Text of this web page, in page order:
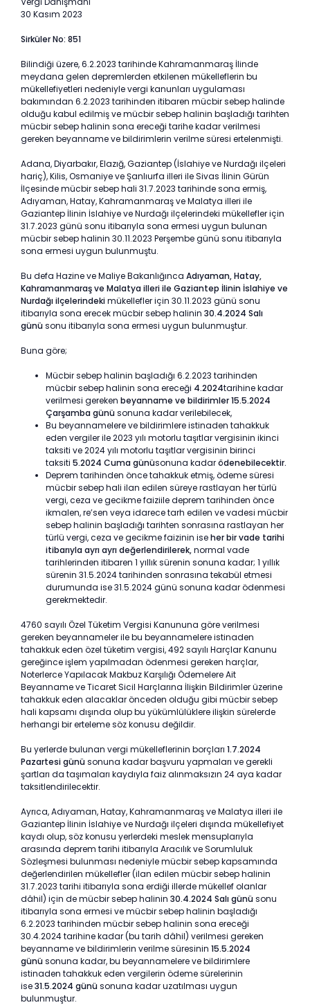
30 Kasım 2023
Sirküler No: 851
Bilindiği üzere, 6.2.2023 tarihinde Kahramanmaraş İlinde
meydana gelen depremlerden etkilenen mükelleflerin bu
mükellefiyetleri nedeniyle vergi kanunları uygulaması
bakımından 6.2.2023 tarihinden itibaren mücbir sebep halinde
olduğu kabul edilmiş ve mücbir sebep halinin başladığı tarihten
mücbir sebep halinin sona ereceği tarihe kadar verilmesi
gereken beyanname ve bildirimlerin verilme süresi ertelenmişti.
Adana, Diyarbakır, Elazığ, Gaziantep (İslahiye ve Nurdağı ilçeleri
hariç), Kilis, Osmaniye ve Şanlıurfa illeri ile Sivas İlinin Gürün
İlçesinde mücbir sebep hali 31.7.2023 tarihinde sona ermiş,
Adıyaman, Hatay, Kahramanmaraş ve Malatya illeri ile
Gaziantep İlinin İslahiye ve Nurdağı ilçelerindeki mükellefler için
31.7.2023 günü sonu itibarıyla sona ermesi uygun bulunan
mücbir sebep halinin 30.11.2023 Perşembe günü sonu itibarıyla
sona ermesi uygun bulunmuştu.
Bu defa Hazine ve Maliye Bakanlığınca Adıyaman, Hatay,
Kahramanmaraş ve Malatya illeri ile Gaziantep İlinin İslahiye ve
Nurdağıilçelerindekimükellefler için 30.11.2023 günü sonu
itibarıyla sona erecek mücbir sebep halinin 30.4.2024 Salı
günü sonu itibarıyla sona ermesi uygun bulunmuştur.
Buna göre;
Mücbir sebep halinin başladığı 6.2.2023 tarihinden
mücbir sebep halinin sona ereceği 4.2024tarihine kadar
verilmesi gereken beyanname ve bildirimler15.5.2024
Çarşamba günü sonuna kadar verilebilecek,
Bu beyannamelere ve bildirimlere istinaden tahakkuk
eden vergiler ile 2023 yılı motorlu taşıtlar vergisinin ikinci
taksiti ve 2024 yılı motorlu taşıtlar vergisinin birinci
taksiti 5.2024 Cuma günüsonuna kadarödenebilecektir.
Deprem tarihinden önce tahakkuk etmiş, ödeme süresi
mücbir sebep hali ilan edilen süreye rastlayan her türlü
vergi, ceza ve gecikme faiziile deprem tarihinden önce
ikmalen, re’sen veya idarece tarh edilen ve vadesi mücbir
sebep halinin başladığı tarihten sonrasına rastlayan her
türlü vergi, ceza ve gecikme faizinin iseher bir vade tarihi
itibarıyla ayrı ayrı değerlendirilerek,normal vade
tarihlerinden itibaren 1 yıllık sürenin sonuna kadar; 1 yıllık
sürenin 31.5.2024 tarihinden sonrasına tekabül etmesi
durumunda ise 31.5.2024 günü sonuna kadar ödenmesi
gerekmektedir.
4760 sayılı Özel Tüketim Vergisi Kanununa göre verilmesi
gereken beyannameler ile bu beyannamelere istinaden
tahakkuk eden özel tüketim vergisi, 492 sayılı Harçlar Kanunu
gereğince işlem yapılmadan ödenmesi gereken harçlar,
Noterlerce Yapılacak Makbuz Karşılığı Ödemelere Ait
Beyanname ve Ticaret Sicil Harçlarına İlişkin Bildirimler üzerine
tahakkuk eden alacaklar önceden olduğu gibi mücbir sebep
hali kapsamı dışında olup bu yükümlülüklere ilişkin sürelerde
herhangi bir erteleme söz konusu değildir.
Bu yerlerde bulunan vergi mükelleflerinin borçları 1.7.2024
Pazartesi günü sonuna kadar başvuru yapmaları ve gerekli
şartları da taşımaları kaydıyla faiz alınmaksızın 24 aya kadar
taksitlendirilecektir.
Ayrıca, Adıyaman, Hatay, Kahramanmaraş ve Malatya illeri ile
Gaziantep İlinin İslahiye ve Nurdağı ilçeleri dışında mükellefiyet
kaydı olup, söz konusu yerlerdeki meslek mensuplarıyla
arasında deprem tarihi itibarıyla Aracılık ve Sorumluluk
Sözleşmesi bulunması nedeniyle mücbir sebep kapsamında
değerlendirilen mükellefler (ilan edilen mücbir sebep halinin
31.7.2023 tarihi itibarıyla sona erdiği illerde mükellef olanlar
dâhil) için de mücbir sebep halinin 30.4.2024 Salı günü sonu
itibarıyla sona ermesi ve mücbir sebep halinin başladığı
6.2.2023 tarihinden mücbir sebep halinin sona ereceği
30.4.2024tarihine kadar (bu tarih dâhil) verilmesi gereken
beyanname ve bildirimlerin verilme süresinin 15.5.2024
günü sonuna kadar, bu beyannamelere ve bildirimlere
istinaden tahakkuk eden vergilerin ödeme sürelerinin
ise31.5.2024 günü sonuna kadar uzatılması uygun
bulunmuştur.